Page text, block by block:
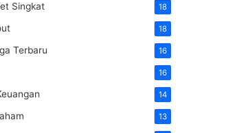
Singkat 18
18
Terbaru 16
16
14
13